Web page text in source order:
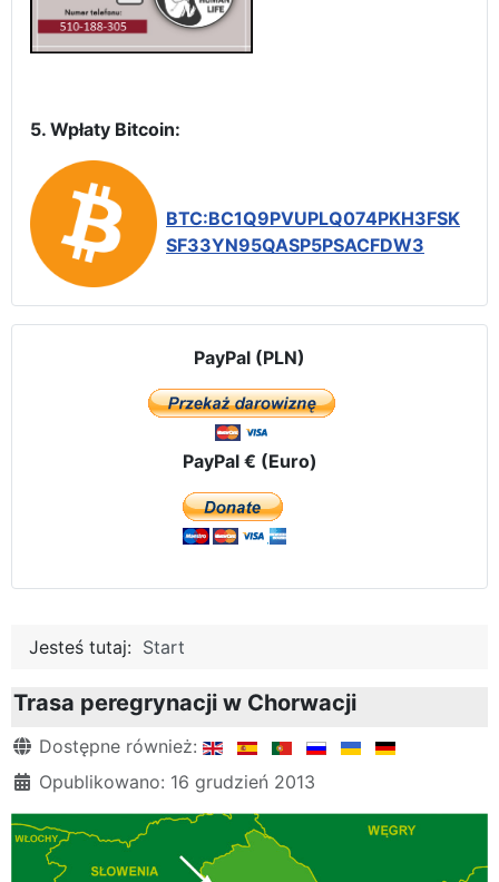
5. Wpłaty Bitcoin:
BTC:BC1Q9PVUPLQ074PKH3FSK
SF33YN95QASP5PSACFDW3
PayPal (PLN)
PayPal € (Euro)
Jesteś tutaj: Start
Trasa peregrynacji w Chorwacji
Szczegóły
Dostępne również:
Opublikowano: 16 grudzień 2013